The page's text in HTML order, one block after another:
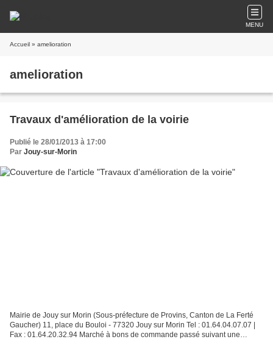
MENU
Accueil » amelioration
amelioration
Travaux d'amélioration de la voirie
Publié le 28/01/2013 à 17:00
Par Jouy-sur-Morin
Mairie de Jouy sur Morin (Sous-préfecture de Provins, Canton de La Ferté
Gaucher) 11, place du Bouloi - 77320 Jouy sur Morin Tel : 01.64.04.07.07 |
Fax : 01.64.20.32.94 Marché à bons de commande passé suivant une